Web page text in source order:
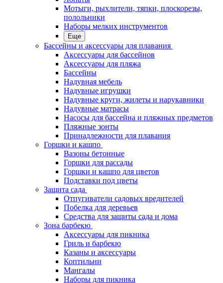
Мотыги, рыхлители, тяпки, плоскорезы,
полольники
Наборы мелких инструментов
Еще
Бассейны и аксессуары для плавания
Аксессуары для бассейнов
Аксессуары для пляжа
Бассейны
Надувная мебель
Надувные игрушки
Надувные круги, жилеты и нарукавники
Надувные матрасы
Насосы для бассейна и пляжных предметов
Пляжные зонты
Принадлежности для плавания
Горшки и кашпо
Вазоны бетонные
Горшки для рассады
Горшки и кашпо для цветов
Подставки под цветы
Защита сада
Отпугиватели садовых вредителей
Побелка для деревьев
Средства для защиты сада и дома
Зона барбекю
Аксессуары для пикника
Гриль и барбекю
Казаны и аксессуары
Коптильни
Мангалы
Наборы для пикника